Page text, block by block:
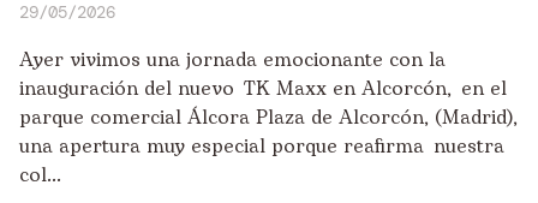
29/05/2026
Ayer vivimos una jornada emocionante con la
inauguración del nuevo TK Maxx en Alcorcón, en el
parque comercial Álcora Plaza de Alcorcón, (Madrid),
una apertura muy especial porque reafirma nuestra
col...